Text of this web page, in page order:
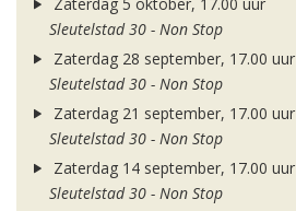
Zaterdag 5 oktober, 17.00 uur
Sleutelstad 30 - Non Stop
Zaterdag 28 september, 17.00 uur
Sleutelstad 30 - Non Stop
Zaterdag 21 september, 17.00 uur
Sleutelstad 30 - Non Stop
Zaterdag 14 september, 17.00 uur
Sleutelstad 30 - Non Stop